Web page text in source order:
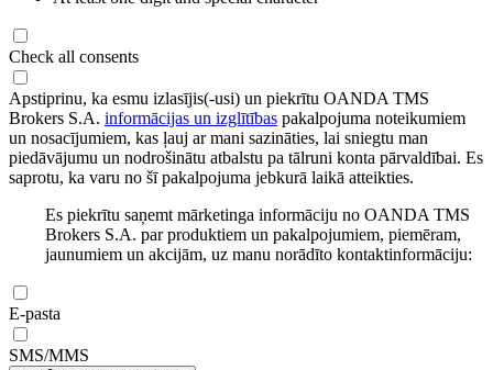
Check all consents
Apstiprinu, ka esmu izlasījis(-usi) un piekrītu OANDA TMS
Brokers S.A. informācijas un izglītības pakalpojuma noteikumiem
un nosacījumiem, kas ļauj ar mani sazināties, lai sniegtu man
piedāvājumu un nodrošinātu atbalstu pa tālruni konta pārvaldībai. Es
saprotu, ka varu no šī pakalpojuma jebkurā laikā atteikties.
Es piekrītu saņemt mārketinga informāciju no OANDA TMS
Brokers S.A. par produktiem un pakalpojumiem, piemēram,
jaunumiem un akcijām, uz manu norādīto kontaktinformāciju:
E-pasta
SMS/MMS